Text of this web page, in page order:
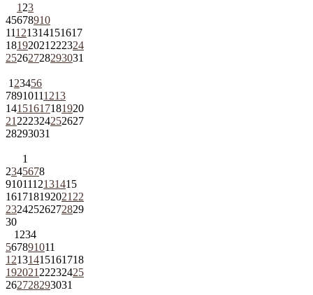
1 23
45678910
11121314151617
18192021 222324
25262728293031
1 23456
78910111213
14151617181920
21 222324252627
28293031
1
2345678
9101112131415
161718192021 22
23242526272829
30
1 234
567891011
12131415161718
192021 22232425
262728293031